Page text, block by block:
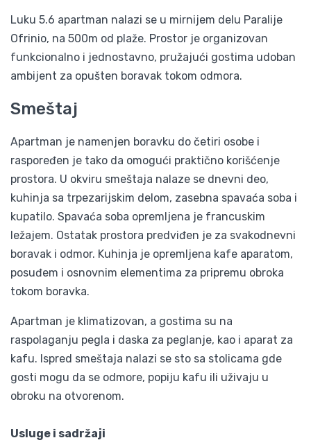
Luku 5.6 apartman nalazi se u mirnijem delu Paralije
Ofrinio, na 500m od plaže. Prostor je organizovan
funkcionalno i jednostavno, pružajući gostima udoban
ambijent za opušten boravak tokom odmora.
Smeštaj
Apartman je namenjen boravku do četiri osobe i
raspoređen je tako da omogući praktično korišćenje
prostora. U okviru smeštaja nalaze se dnevni deo,
kuhinja sa trpezarijskim delom, zasebna spavaća soba i
kupatilo. Spavaća soba opremljena je francuskim
ležajem. Ostatak prostora predviđen je za svakodnevni
boravak i odmor. Kuhinja je opremljena kafe aparatom,
posuđem i osnovnim elementima za pripremu obroka
tokom boravka.
Apartman je klimatizovan, a gostima su na
raspolaganju pegla i daska za peglanje, kao i aparat za
kafu. Ispred smeštaja nalazi se sto sa stolicama gde
gosti mogu da se odmore, popiju kafu ili uživaju u
obroku na otvorenom.
Usluge i sadržaji